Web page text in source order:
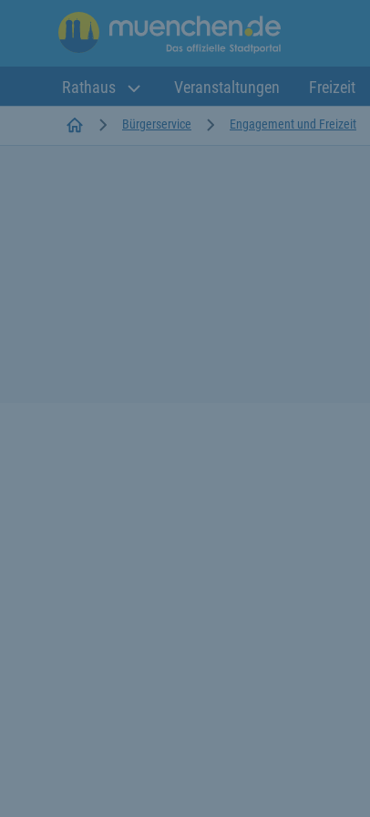
Rathaus Veranstaltungen Freizeit
StartseiteBürgerservice Engagement und Freizeit